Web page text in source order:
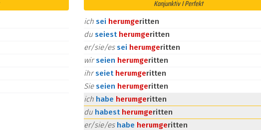
Konjunktiv I Perfekt
ich sei herumgeritten
du seiest herumgeritten
er/sie/essei herumgeritten
wirseien herumgeritten
ihrseiet herumgeritten
Sieseien herumgeritten
ich habe herumgeritten
du habest herumgeritten
er/sie/es habe herumgeritten